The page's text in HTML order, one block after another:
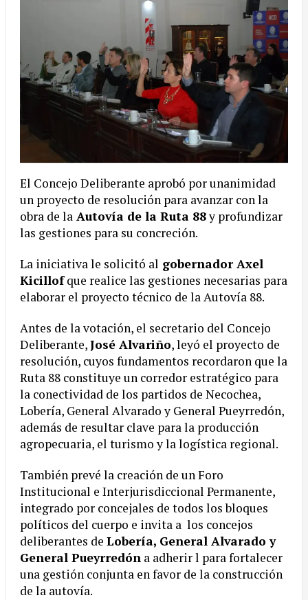
El Concejo Deliberante aprobó por unanimidad
un proyecto de resolución para avanzar con la
obra de la Autovía de la Ruta 88y profundizar
las gestiones para su concreción.
La iniciativa le solicitó al gobernador Axel
Kicillofque realice las gestiones necesarias para
elaborar el proyecto técnico de la Autovía 88.
Antes de la votación, el secretario del Concejo
Deliberante,José Alvariño, leyó el proyecto de
resolución, cuyos fundamentos recordaron que la
Ruta 88 constituye un corredor estratégico para
la conectividad de los partidos de Necochea,
Lobería, General Alvarado y General Pueyrredón,
además de resultar clave para la producción
agropecuaria, el turismo y la logística regional.
También prevé la creación de un Foro
Institucional e Interjurisdiccional Permanente,
integrado por concejales de todos los bloques
políticos del cuerpo e invita a los concejos
deliberantes de Lobería, General Alvarado y
General Pueyrredón a adherir l para fortalecer
una gestión conjunta en favor de la construcción
de la autovía.